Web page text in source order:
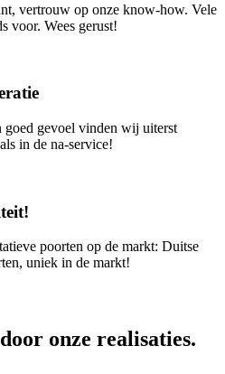
vertrouw op onze know-how. Vele
voor. Wees gerust!
goed gevoel vinden wij uiterst
in de na-service!
poorten op de markt: Duitse
uniek in de markt!
onze realisaties.